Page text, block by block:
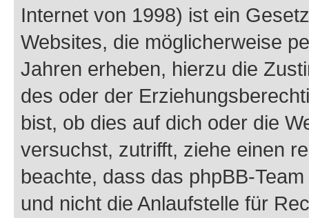
Internet von 1998) ist ein
Websites, die möglicherweise
Jahren erheben, hierzu die
des oder der
bist, ob dies auf dich oder die
versuchst, zutrifft, ziehe einen
beachte, dass das phpBB-
und nicht die Anlaufstelle für